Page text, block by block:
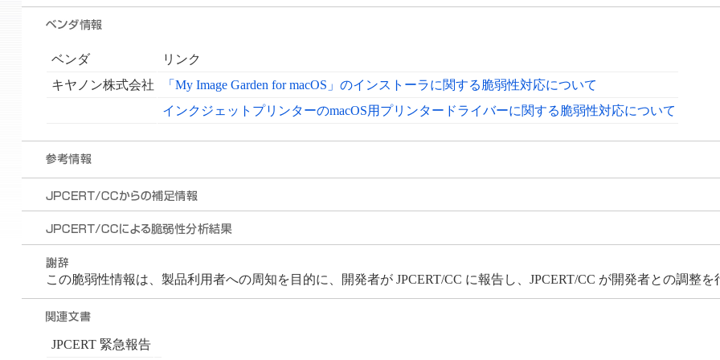
ベンダ
リンク
キヤノン株式会社
「My Image Garden for macOS」のインストーラに関する脆弱性対応について
インクジェットプリンターのmacOS用プリンタードライバーに関する脆弱性対応について
この脆弱性情報は、製品利用者への周知を目的に、開発者が JPCERT/CC に報告し、JPCERT/CC が開発者との調整を
JPCERT 緊急報告